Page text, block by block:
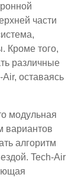
части
Кроме того,
различные
оставаясь
модульная
вариантов
алгоритм
Tech-Air